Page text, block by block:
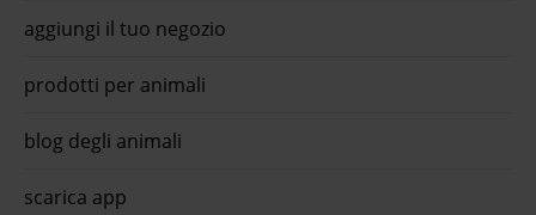
aggiungi il tuo negozio
prodotti per animali
blog degli animali
scarica app